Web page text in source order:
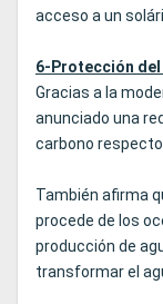
acceso a un
6-Protección
Gracias a la
anunciado una
carbono respecto
También afirma
procede de los
producción de
transformar el